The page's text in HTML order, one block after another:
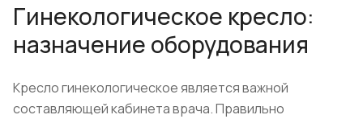
Гинекологическое кресло:
назначение оборудования
Кресло гинекологическое является важной
составляющей кабинета врача. Правильно